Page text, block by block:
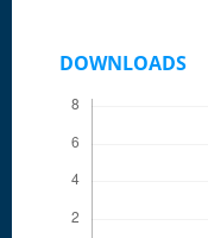
DOWNLOADS